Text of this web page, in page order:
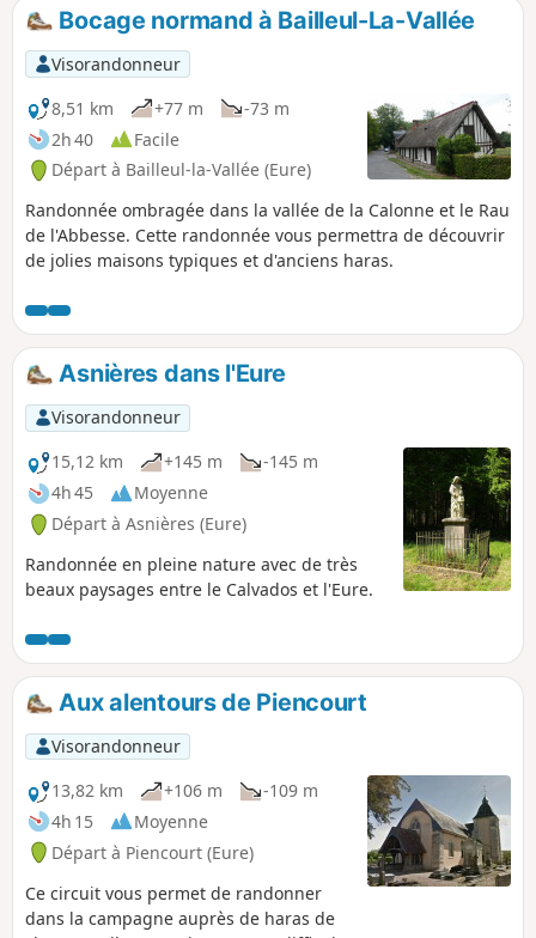
Bocage normand à Bailleul-La-Vallée
Visorandonneur
8,51 km
+77 m
-73 m
2h 40
Facile
Départ à Bailleul-la-Vallée (Eure)
Randonnée ombragée dans la vallée de la Calonne et le Rau
de l'Abbesse. Cette randonnée vous permettra de découvrir
de jolies maisons typiques et d'anciens haras.
Asnières dans l'Eure
Visorandonneur
15,12 km
+145 m
-145 m
4h 45
Moyenne
Départ à Asnières (Eure)
Randonnée en pleine nature avec de très
beaux paysages entre le Calvados et l'Eure.
Aux alentours de Piencourt
Visorandonneur
13,82 km
+106 m
-109 m
4h 15
Moyenne
Départ à Piencourt (Eure)
Ce circuit vous permet de randonner
dans la campagne auprès de haras de